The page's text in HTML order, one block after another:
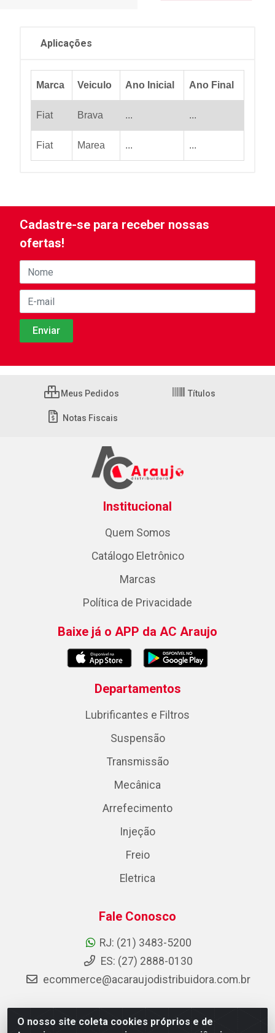
Aplicações
Marca Veiculo Ano Inicial Ano Final
Fiat Brava ... ...
Fiat Marea ... ...
O nosso site coleta cookies próprios e de
Cadastre-se para receber nossas
ofertas!
Meus Pedidos Títulos
Notas Fiscais
Institucional
Quem Somos
Catálogo Eletrônico
Marcas
Política de Privacidade
Baixe já o APP da AC Araujo
Departamentos
Lubrificantes e Filtros
Suspensão
Transmissão
Mecânica
Arrefecimento
Injeção
Freio
Eletrica
Fale Conosco
RJ: (21) 3483-5200
ES: (27) 2888-0130
ecommerce@acaraujodistribuidora.com.br
AC Araujo Distribuidora - Rua Carneiro de Campos, 42 -